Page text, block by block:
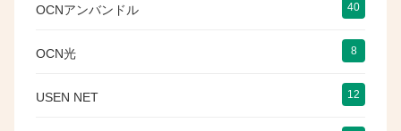
OCNアンバンドル 40
OCN光 8
USEN NET 12